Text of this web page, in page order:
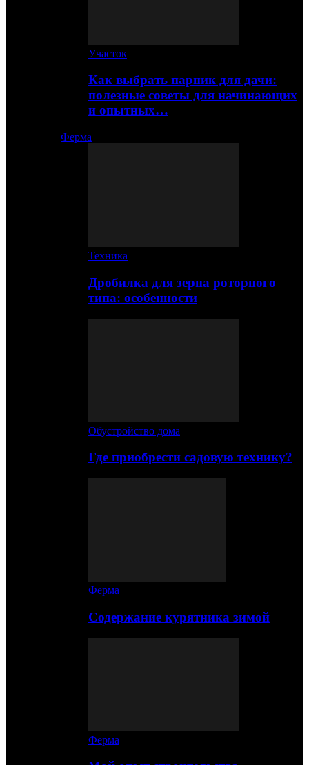
Участок
Как выбрать парник для дачи:
полезные советы для начинающих
и опытных…
Ферма
Техника
Дробилка для зерна роторного
типа: особенности
Обустройство дома
Где приобрести садовую технику?
Ферма
Содержание курятника зимой
Ферма